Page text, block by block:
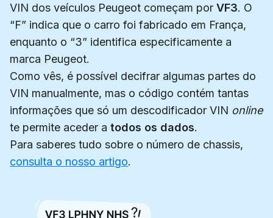
VIN dos veículos Peugeot começam por VF3. O
“F” indica que o carro foi fabricado em França,
enquanto o “3” identifica especificamente a
marca Peugeot.
Como vês, é possível decifrar algumas partes do
VIN manualmente, mas o código contém tantas
informações que só um descodificador VIN online
te permite aceder a todos os dados.
Para saberes tudo sobre o número de chassis,
consulta o nosso artigo.